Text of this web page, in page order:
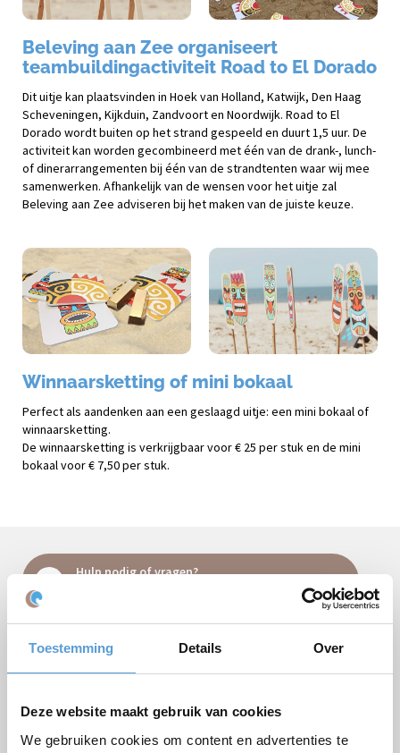
Toestemming Details Over
Deze website maakt gebruik van cookies
We gebruiken cookies om content en advertenties te
Beleving aan Zee organiseert
teambuildingactiviteit Road to El Dorado
Dit uitje kan plaatsvinden in Hoek van Holland, Katwijk, Den Haag
Scheveningen, Kijkduin, Zandvoort en Noordwijk. Road to El
Dorado wordt buiten op het strand gespeeld en duurt 1,5 uur. De
activiteit kan worden gecombineerd met één van de drank-, lunch-
of dinerarrangementen bij één van de strandtenten waar wij mee
samenwerken. Afhankelijk van de wensen voor het uitje zal
Beleving aan Zee adviseren bij het maken van de juiste keuze.
Winnaarsketting of mini bokaal
Perfect als aandenken aan een geslaagd uitje: een mini bokaal of
winnaarsketting.
De winnaarsketting is verkrijgbaar voor € 25 per stuk en de mini
bokaal voor € 7,50 per stuk.
Hulp nodig of vragen?
per e-mail.
Arrangement